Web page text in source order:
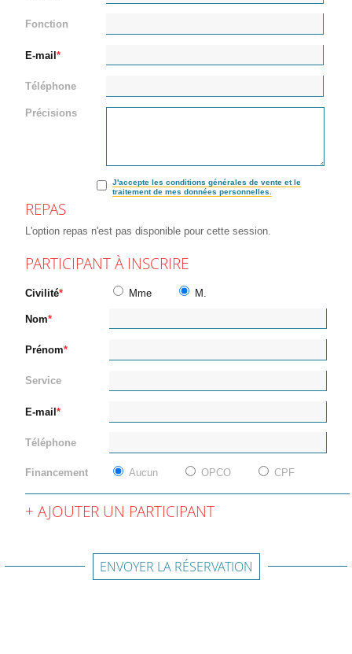
Fonction
E-mail
Téléphone
Précisions
J'accepte les conditions générales de vente et le
traitement de mes données personnelles.
REPAS
L'option repas n'est pas disponible pour cette session.
PARTICIPANT À INSCRIRE
Civilité Mme M.
Nom
Prénom
Service
E-mail
Téléphone
Financement Aucun OPCO CPF
AJOUTER UN PARTICIPANT
ENVOYER LA RÉSERVATION